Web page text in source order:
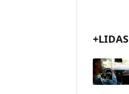
+LIDAS